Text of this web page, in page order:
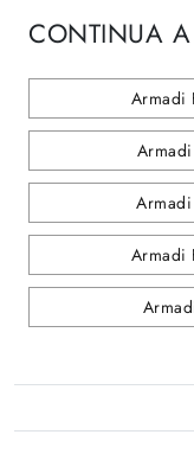
CONTINUA
Armadi
Armadi